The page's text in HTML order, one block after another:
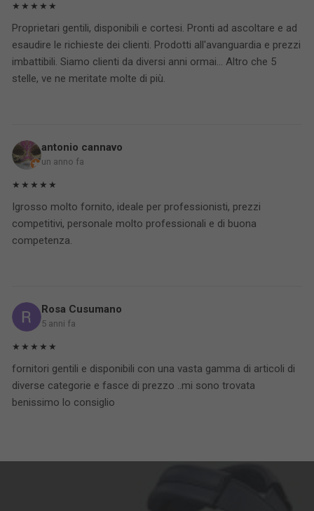
★★★★★
Proprietari gentili, disponibili e cortesi. Pronti ad ascoltare e ad
esaudire le richieste dei clienti. Prodotti all'avanguardia e prezzi
imbattibili. Siamo clienti da diversi anni ormai... Altro che 5
stelle, ve ne meritate molte di più.
antonio cannavo
un anno fa
★★★★★
Igrosso molto fornito, ideale per professionisti, prezzi
competitivi, personale molto professionali e di buona
competenza.
Rosa Cusumano
5 anni fa
★★★★★
fornitori gentili e disponibili con una vasta gamma di articoli di
diverse categorie e fasce di prezzo ..mi sono trovata
benissimo lo consiglio